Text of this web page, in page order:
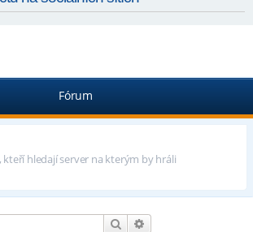
Fórum
kteří hledají server na kterým by hráli
Hledat